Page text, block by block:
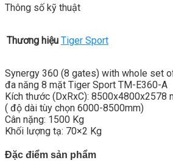
Thông số kỹ thuật
Thương hiệu Tiger Sport
Synergy 360 (8 gates) with whole set
đa năng 8 mặt Tiger Sport TM-E360-A
Kích thước (DxRxC): 8500x4800x2578
( độ dài tùy chọn 6000-8500mm)
Cân nặng: 1500 Kg
Khối lượng tạ: 70×2 Kg
Đặc điểm sản phẩm